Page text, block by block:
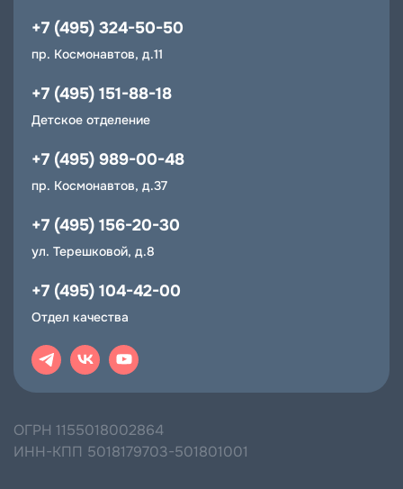
ОГРН 1155018002864
ИНН-КПП 5018179703-501801001
+7 (495) 324-50-50
пр. Космонавтов, д.11
+7 (495) 151-88-18
Детское отделение
+7 (495) 989-00-48
пр. Космонавтов, д.37
+7 (495) 156-20-30
ул. Терешковой, д.8
+7 (495) 104-42-00
Отдел качества